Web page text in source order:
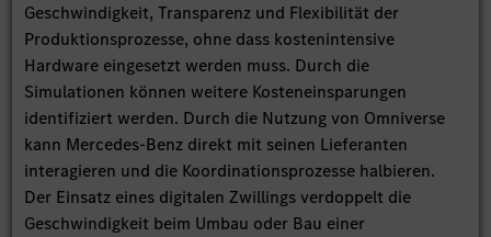
Geschwindigkeit, Transparenz und Flexibilität der
Produktionsprozesse, ohne dass kostenintensive
Hardware eingesetzt werden muss. Durch die
Simulationen können weitere Kosteneinsparungen
identifiziert werden. Durch die Nutzung von Omniverse
kann Mercedes-Benz direkt mit seinen Lieferanten
interagieren und die Koordinationsprozesse halbieren.
Der Einsatz eines digitalen Zwillings verdoppelt die
Geschwindigkeit beim Umbau oder Bau einer